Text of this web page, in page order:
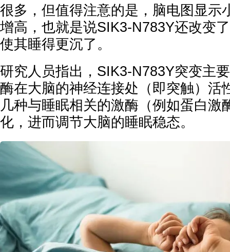
很多，但值得注意的是，脑电图显示
增高，也就是说SIK3-N783Y还改变
使其睡得更沉了。
研究人员指出，SIK3-N783Y突变主
酶在大脑的神经连接处（即突触）活
几种与睡眠相关的激酶（例如蛋白激
化，进而调节大脑的睡眠稳态。